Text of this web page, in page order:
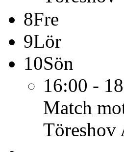
8Fre
9Lör
10Sön
16:00 -
Match
Töreshov